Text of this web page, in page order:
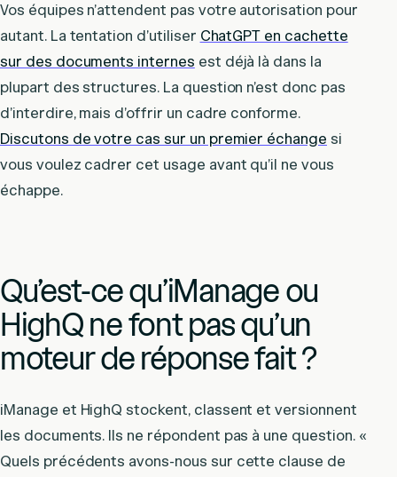
Vos équipes n’attendent pas votre autorisation pour
autant. La tentation d’utiliser ChatGPT en cachette
sur des documents internes est déjà là dans la
plupart des structures. La question n’est donc pas
d’interdire, mais d’offrir un cadre conforme.
Discutons de votre cas sur un premier échange si
vous voulez cadrer cet usage avant qu’il ne vous
échappe.
Qu’est-ce qu’iManage ou
HighQ ne font pas qu’un
moteur de réponse fait ?
iManage et HighQ stockent, classent et versionnent
les documents. Ils ne répondent pas à une question. «
Quels précédents avons-nous sur cette clause de